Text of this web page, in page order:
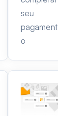
seu
pagament
o